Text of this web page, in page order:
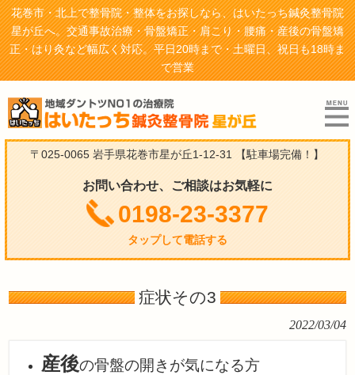
花巻市・北上で整骨院・整体をお探しなら、はいたっち鍼灸整骨院
星が丘へ。交通事故治療・骨盤矯正・肩こり・腰痛・産後の骨盤矯
正・はり灸など幅広く対応。平日20時まで・土曜日、祝日も18時ま
で営業
〒025-0065 岩手県花巻市星が丘1-12-31 【駐車場完備！】
お問い合わせ、ご相談はお気軽に
0198-23-3377
タップして電話する
症状その3
2022/03/04
産後の骨盤の開きが気になる方